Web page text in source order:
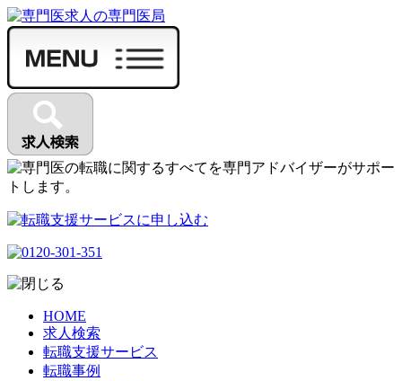
HOME
求人検索
転職支援サービス
転職事例